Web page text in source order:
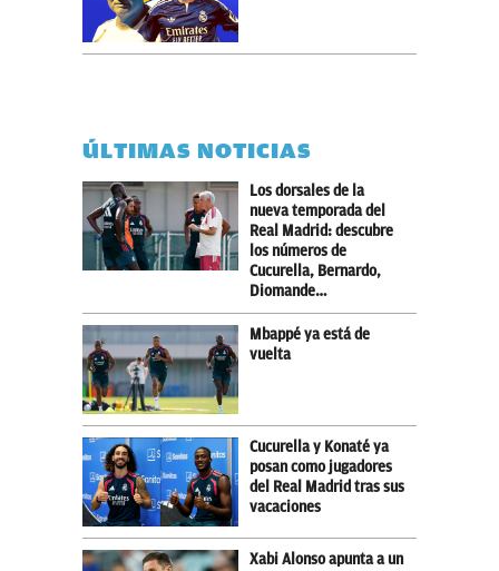
ÚLTIMAS NOTICIAS
Los dorsales de la
nueva temporada del
Real Madrid: descubre
los números de
Cucurella, Bernardo,
Diomande…
Mbappé ya está de
vuelta
Cucurella y Konaté ya
posan como jugadores
del Real Madrid tras sus
vacaciones
Xabi Alonso apunta a un